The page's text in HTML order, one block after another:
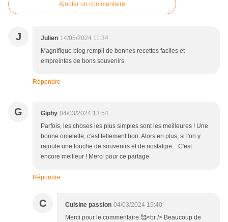
Ajouter un commentaire
J Julien 14/05/2024 11:34
Magnifique blog rempli de bonnes recettes faciles et
empreintes de bons souvenirs.
Répondre
G Giphy 04/03/2024 13:54
Parfois, les choses les plus simples sont les meilleures ! Une
bonne omelette, c'est tellement bon. Alors en plus, si l'on y
rajoute une touche de souvenirs et de nostalgie... C'est
encore meilleur ! Merci pour ce partage.
Répondre
C Cuisine passion 04/03/2024 19:40
Merci pour le commentaire.🥰<br /> Beaucoup de